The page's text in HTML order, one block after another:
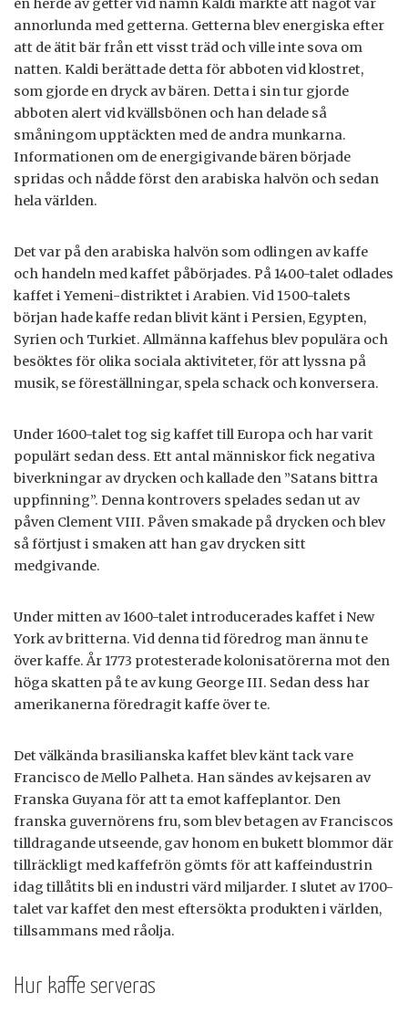
en herde av getter vid namn Kaldi märkte att något var
annorlunda med getterna. Getterna blev energiska efter
att de ätit bär från ett visst träd och ville inte sova om
natten. Kaldi berättade detta för abboten vid klostret,
som gjorde en dryck av bären. Detta i sin tur gjorde
abboten alert vid kvällsbönen och han delade så
småningom upptäckten med de andra munkarna.
Informationen om de energigivande bären började
spridas och nådde först den arabiska halvön och sedan
hela världen.
Det var på den arabiska halvön som odlingen av kaffe
och handeln med kaffet påbörjades. På 1400-talet odlades
kaffet i Yemeni-distriktet i Arabien. Vid 1500-talets
början hade kaffe redan blivit känt i Persien, Egypten,
Syrien och Turkiet. Allmänna kaffehus blev populära och
besöktes för olika sociala aktiviteter, för att lyssna på
musik, se föreställningar, spela schack och konversera.
Under 1600-talet tog sig kaffet till Europa och har varit
populärt sedan dess. Ett antal människor fick negativa
biverkningar av drycken och kallade den ”Satans bittra
uppfinning”. Denna kontrovers spelades sedan ut av
påven Clement VIII. Påven smakade på drycken och blev
så förtjust i smaken att han gav drycken sitt
medgivande.
Under mitten av 1600-talet introducerades kaffet i New
York av britterna. Vid denna tid föredrog man ännu te
över kaffe. År 1773 protesterade kolonisatörerna mot den
höga skatten på te av kung George III. Sedan dess har
amerikanerna föredragit kaffe över te.
Det välkända brasilianska kaffet blev känt tack vare
Francisco de Mello Palheta. Han sändes av kejsaren av
Franska Guyana för att ta emot kaffeplantor. Den
franska guvernörens fru, som blev betagen av Franciscos
tilldragande utseende, gav honom en bukett blommor där
tillräckligt med kaffefrön gömts för att kaffeindustrin
idag tillåtits bli en industri värd miljarder. I slutet av 1700-
talet var kaffet den mest eftersökta produkten i världen,
tillsammans med råolja.
Hur kaffe serveras